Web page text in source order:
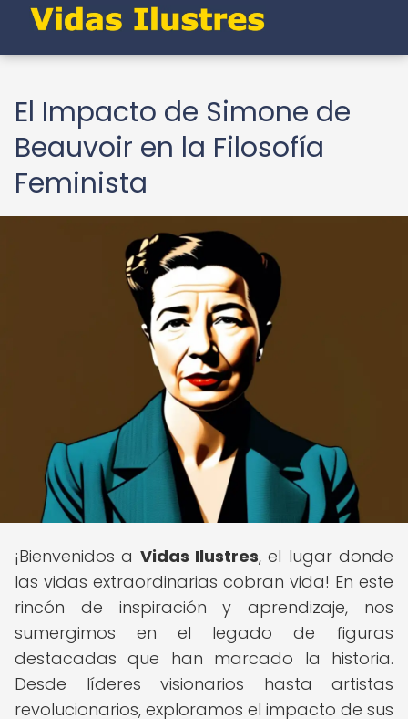
El Impacto de Simone de
Beauvoir en la Filosofía
Feminista
¡Bienvenidos a Vidas Ilustres, el lugar donde
las vidas extraordinarias cobran vida! En este
rincón de inspiración y aprendizaje, nos
sumergimos en el legado de figuras
destacadas que han marcado la historia.
Desde líderes visionarios hasta artistas
revolucionarios, exploramos el impacto de sus